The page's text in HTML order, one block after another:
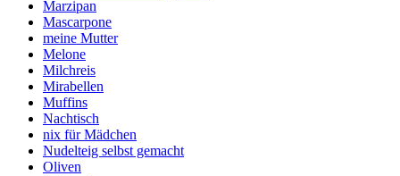
Marzipan
Mascarpone
meine Mutter
Melone
Milchreis
Mirabellen
Muffins
Nachtisch
nix für Mädchen
Nudelteig selbst gemacht
Oliven